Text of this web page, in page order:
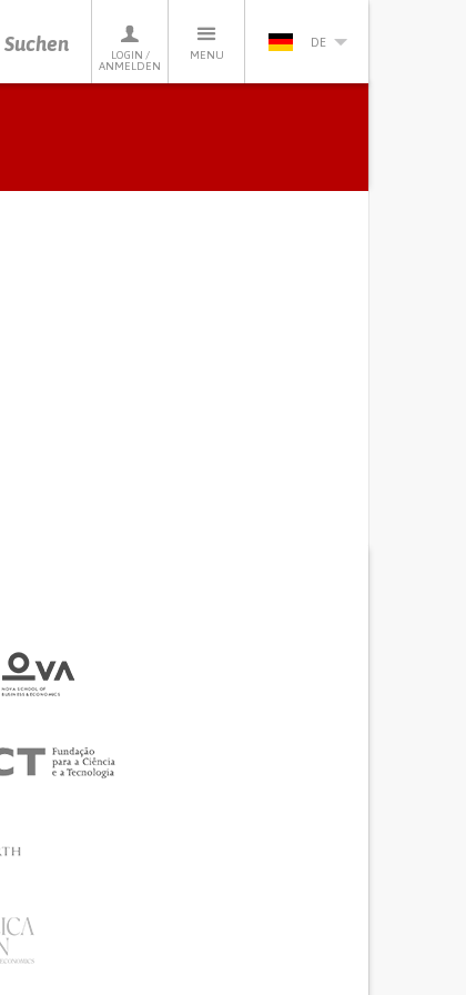
Suchen
LOGIN /
ANMELDEN
MENU
DE